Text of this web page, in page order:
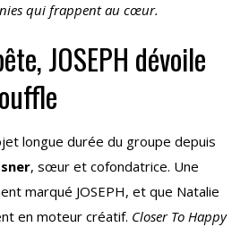
qui frappent au cœur.
JOSEPH dévoile
longue durée du groupe depuis
, sœur et cofondatrice. Une
marqué JOSEPH, et que Natalie
en moteur créatif. Closer To Happy